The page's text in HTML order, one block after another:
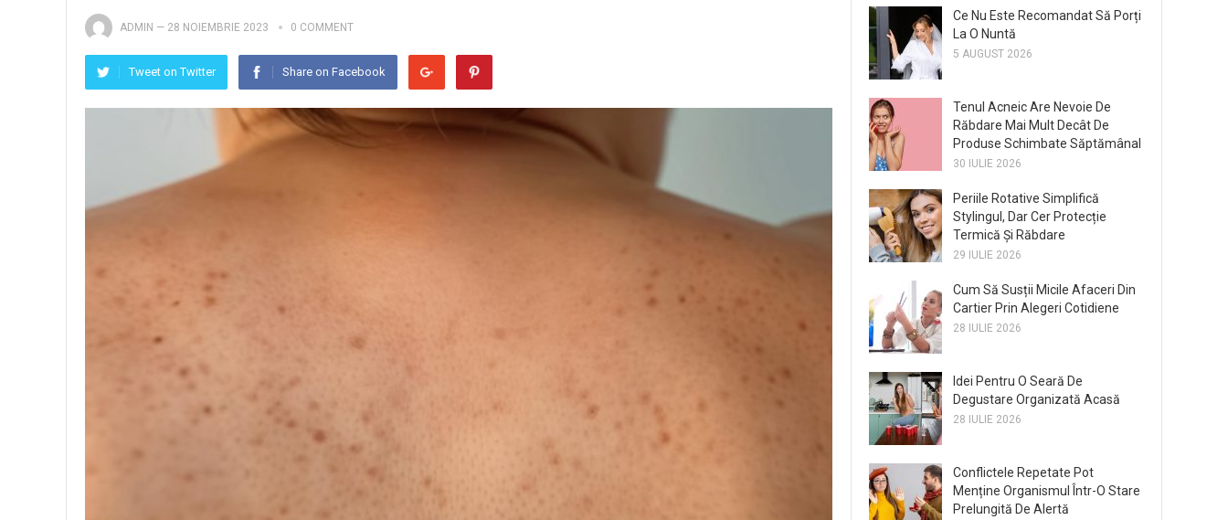
ADMIN — 28 NOIEMBRIE 2023 0 COMMENT
Tweet on Twitter Share on Facebook
Ce Nu Este Recomandat Să Porți
La O Nuntă
5 AUGUST 2026
Tenul Acneic Are Nevoie De
Răbdare Mai Mult Decât De
Produse Schimbate Săptămânal
30 IULIE 2026
Periile Rotative Simplifică
Stylingul, Dar Cer Protecție
Termică Și Răbdare
29 IULIE 2026
Cum Să Susții Micile Afaceri Din
Cartier Prin Alegeri Cotidiene
28 IULIE 2026
Idei Pentru O Seară De
Degustare Organizată Acasă
28 IULIE 2026
Conflictele Repetate Pot
Menține Organismul Într-O Stare
Prelungită De Alertă